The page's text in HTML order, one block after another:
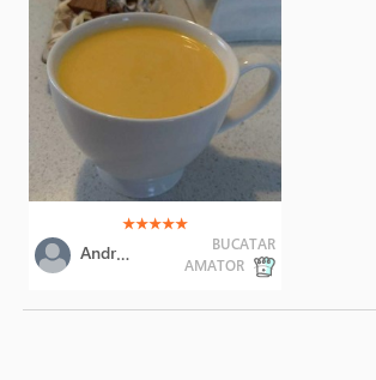
(*)
★(*)
★(*)
★(*)
★(*)
★
Andreea
BUCATAR
AMATOR